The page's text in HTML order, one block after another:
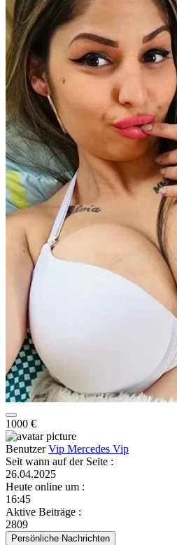
1000 €
BenutzerVip Mercedes Vip
Seit wann auf der Seite :
26.04.2025
Heute online um :
16:45
Aktive Beiträge :
2809
Persönliche Nachrichten